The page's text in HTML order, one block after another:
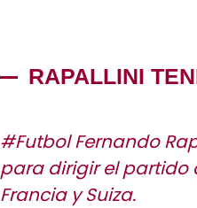
RAPALLINI
#Futbol Fernando
para dirigir el partido
Francia y Suiza.